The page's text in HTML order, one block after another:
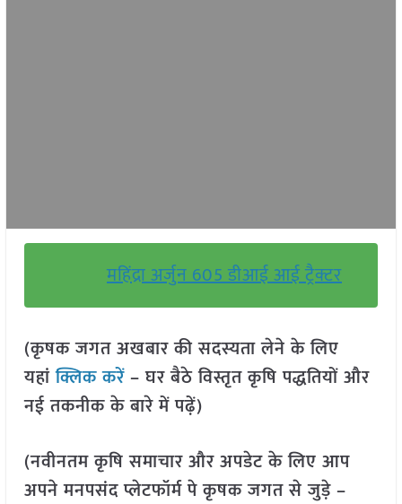
महिंद्रा अर्जुन 605 डीआई आई ट्रैक्टर
(कृषक जगत अखबार की सदस्यता लेने के लिए
यहांक्लिक करें– घर बैठे विस्तृत कृषि पद्धतियों और
नई तकनीक के बारे में पढ़ें)
(नवीनतम कृषि समाचार और अपडेट के लिए आप
अपने मनपसंद प्लेटफॉर्म पे कृषक जगत से जुड़े –